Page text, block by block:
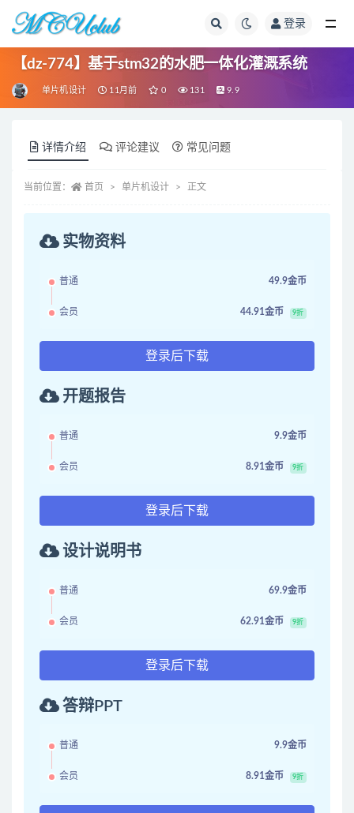
登录
【dz-774】基于stm32的水肥一体化灌溉系统
单片机设计 11月前 0 131 9.9
详情介绍 评论建议 常见问题
当前位置： 首页 单片机设计 正文
实物资料
普通 49.9金币
会员 44.91金币 9折
登录后下载
开题报告
普通 9.9金币
会员 8.91金币 9折
登录后下载
设计说明书
普通 69.9金币
会员 62.91金币 9折
登录后下载
答辩PPT
普通 9.9金币
会员 8.91金币 9折